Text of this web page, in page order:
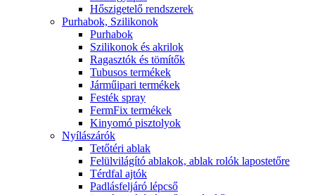
Hőszigetelő rendszerek
Purhabok, Szilikonok
Purhabok
Szilikonok és akrilok
Ragasztók és tömítők
Tubusos termékek
Járműipari termékek
Festék spray
FermFix termékek
Kinyomó pisztolyok
Nyílászárók
Tetőtéri ablak
Felülvilágító ablakok, ablak rolók lapostetőre
Térdfal ajtók
Padlásfeljáró lépcső